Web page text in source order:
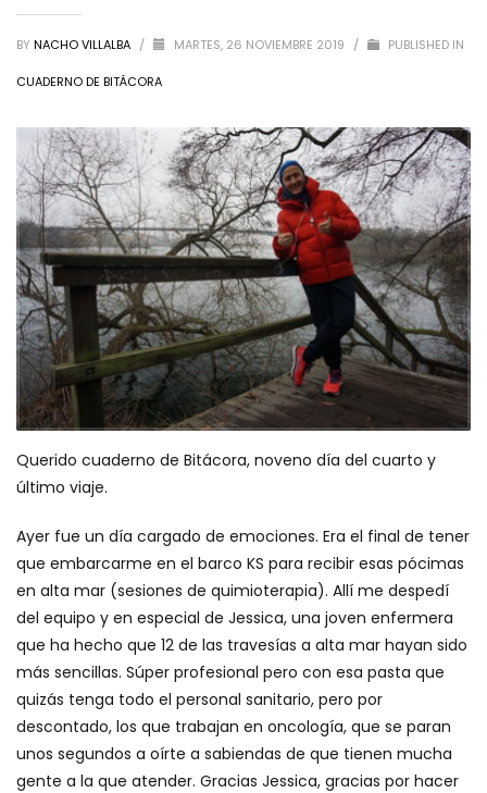
BY NACHO VILLALBA / MARTES, 26 NOVIEMBRE 2019 / PUBLISHED IN
CUADERNO DE BITÁCORA
Querido cuaderno de Bitácora, noveno día del cuarto y
último viaje.
Ayer fue un día cargado de emociones. Era el final de tener
que embarcarme en el barco KS para recibir esas pócimas
en alta mar (sesiones de quimioterapia). Allí me despedí
del equipo y en especial de Jessica, una joven enfermera
que ha hecho que 12 de las travesías a alta mar hayan sido
más sencillas. Súper profesional pero con esa pasta que
quizás tenga todo el personal sanitario, pero por
descontado, los que trabajan en oncología, que se paran
unos segundos a oírte a sabiendas de que tienen mucha
gente a la que atender. Gracias Jessica, gracias por hacer